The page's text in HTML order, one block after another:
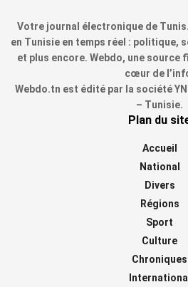
Votre journal électronique de
en Tunisie en temps réel : politique,
et plus encore. Webdo, une source
cœur de
Webdo.tn est édité par la société
– Tunisie.
Plan du
Accueil
National
Divers
Régions
Sport
Culture
Chroniques
International